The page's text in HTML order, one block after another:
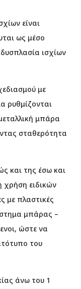
είναι
ως μέσο
ισχίων
με
ρυθμίζονται
μπάρα
σταθερότητα
και της έσω και
χρήση ειδικών
με πλαστικές
μπάρας –
ώστε να
του
άνω του 1